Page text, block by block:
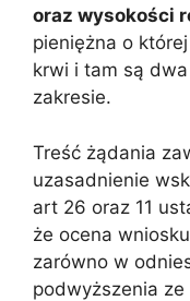
oraz wysokości
pieniężna o
krwi i tam są
zakresie.
Treść żądania
uzasadnienie
art 26 oraz 11
że ocena
zarówno w
podwyższenia